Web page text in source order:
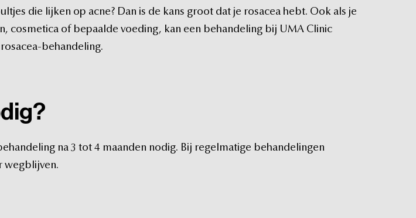
die lijken op acne? Dan is de kans groot dat je rosacea hebt. Ook als je
cosmetica of bepaalde voeding, kan een behandeling bij UMA Clinic
rosacea-behandeling.
na 3 tot 4 maanden nodig. Bij regelmatige behandelingen
wegblijven.